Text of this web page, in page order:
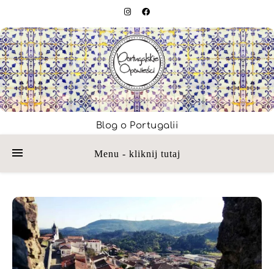
Blog o Portugalii
Menu - kliknij tutaj